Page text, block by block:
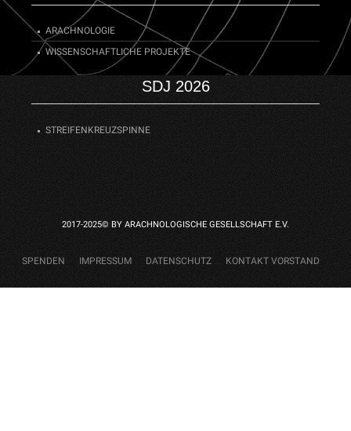
ARACHNOLOGIE
WISSENSCHAFTLICHE PROJEKTE
SDJ 2026
STREIFENKREUZSPINNE
2017-2025© BY ARACHNOLOGISCHE GESELLSCHAFT E.V.
SPENDEN IMPRESSUM DATENSCHUTZ KONTAKT VORSTAND